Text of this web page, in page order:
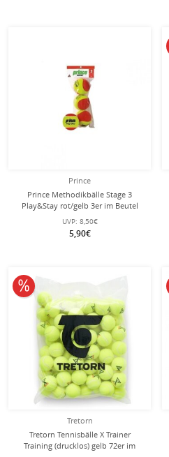
Prince
Prince Methodikbälle Stage 3
Play&Stay rot/gelb 3er im Beutel
UVP: 8,50€
5,90€
Tretorn
Tretorn Tennisbälle X Trainer
Training (drucklos) gelb 72er im
10% reduziert